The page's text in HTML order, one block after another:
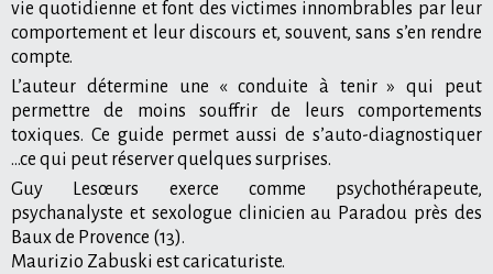
vie quotidienne et font des victimes innombrables par leur
comportement et leur discours et, souvent, sans s’en rendre
compte.
L’auteur détermine une « conduite à tenir » qui peut
permettre de moins souffrir de leurs comportements
toxiques. Ce guide permet aussi de s’auto-diagnostiquer
...ce qui peut réserver quelques surprises.
Guy Lesœurs exerce comme psychothérapeute,
psychanalyste et sexologue clinicien au Paradou près des
Baux de Provence (13).
Maurizio Zabuski est caricaturiste.